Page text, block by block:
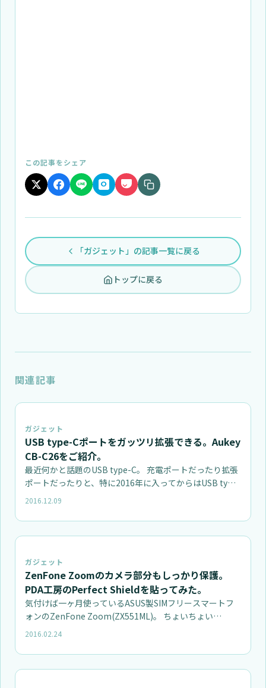
この記事をシェア
「ガジェット」の記事一覧に戻る
トップに戻る
関連記事
ガジェット
USB type-Cポートをガッツリ拡張できる。Aukey
CB-C26をご紹介。
最近何かと話題のUSB type-C。 充電ポートだったり拡張
ポートだったりと、特に2016年に入ってからはUSB ty…
2016.12.09
ガジェット
ZenFone Zoomのカメラ部分もしっかり保護。
PDA工房のPerfect Shieldを貼ってみた。
気付けば一ヶ月使っているASUS製SIMフリースマートフ
ォンのZenFone Zoom(ZX551ML)。 ちょいちょい…
2016.02.24